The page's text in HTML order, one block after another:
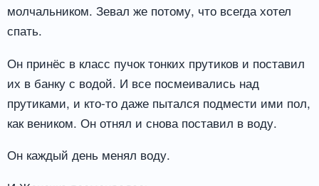
молчальником. Зевал же потому, что всегда хотел
спать.
Он принёс в класс пучок тонких прутиков и поставил
их в банку с водой. И все посмеивались над
прутиками, и кто-то даже пытался подмести ими пол,
как веником. Он отнял и снова поставил в воду.
Он каждый день менял воду.